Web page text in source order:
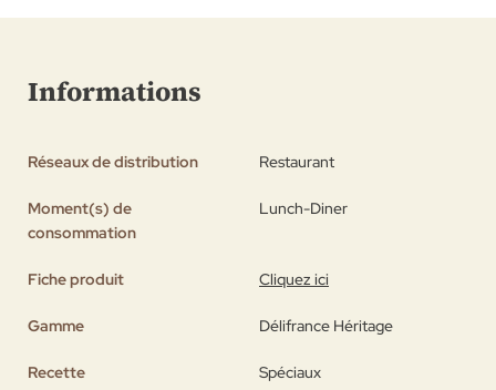
Informations
Réseaux de distribution Restaurant
Moment(s) de
consommation
Lunch-Diner
Fiche produit Cliquez ici
Gamme Délifrance Héritage
Recette Spéciaux